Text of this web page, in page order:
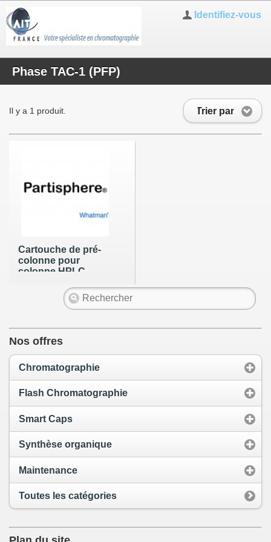
Identifiez-vous
Phase TAC-1 (PFP)
Trier par
Il y a 1 produit.
Cartouche de pré-
colonne pour
colonne HPLC
TAC-1 (PFP) de 5µm
en 265 x 4,6mm
(monture
nécessaire)
Nos offres
Chromatographie
Flash Chromatographie
Smart Caps
Synthèse organique
Maintenance
Toutes les catégories